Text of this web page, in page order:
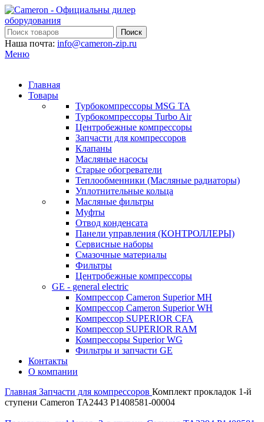
Поиск
Наша почта: info@cameron-zip.ru
Меню
Главная
Товары
Турбокомпрессоры MSG TA
Турбокомпрессоры Turbo Air
Центробежные компрессоры
Запчасти для компрессоров
Клапаны
Масляные насосы
Старые обогреватели
Теплообменники (Масляные радиаторы)
Уплотнительные кольца
Масляные фильтры
Муфты
Отвод конденсата
Панели управления (КОНТРОЛЛЕРЫ)
Сервисные наборы
Смазочные материалы
Фильтры
Центробежные компрессоры
GE - general electric
Компрессор Cameron Superior MH
Компрессор Cameron Superior WH
Компрессор SUPERIOR CFA
Компрессор SUPERIOR RAM
Компрессоры Superior WG
Фильтры и запчасти GE
Контакты
О компании
Главная Запчасти для компрессоров Комплект прокладок 1-й
ступени Cameron TA2443 P1408581-00004